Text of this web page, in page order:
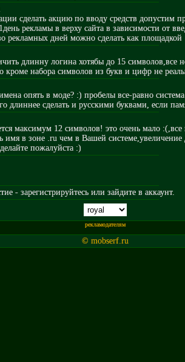
сделать акцию по вводу средств допустим
рекламы в верху сайта в зависимости от
рекламных дней можно сделать как площадкой
длинну логина хотябы до 15 символов,все
кроме набора символов из букв и цифр не
опять в моде? :) пробелы все-равно
длиннее сделать и русскими буквами, если
максимум 12 символов! это очень мало
имя в зоне .ru чем в Вашей
пожалуйста :)
- зарегистрируйтесь или зайдите в аккаунт.
рекламодателям
© mobserf.ru